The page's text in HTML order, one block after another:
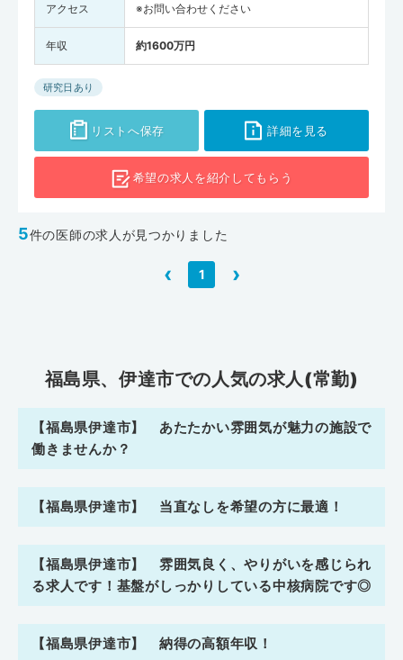
アクセス ※お問い合わせください
年収 約1600万円
研究日あり
リストへ保存 詳細を見る
希望の求人を紹介してもらう
5件の医師の求人が見つかりました
‹ 1 ›
福島県、伊達市での人気の求人(常勤)
【福島県伊達市】 あたたかい雰囲気が魅力の施設で
働きませんか？
【福島県伊達市】 当直なしを希望の方に最適！
【福島県伊達市】 雰囲気良く、やりがいを感じられ
る求人です！基盤がしっかりしている中核病院です◎
【福島県伊達市】 納得の高額年収！